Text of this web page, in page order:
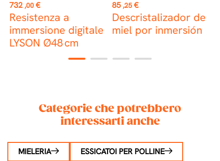
Prezzo
732 ,00 €
Resistenza a
immersione digitale
LYSON Ø48 cm
Prezzo
85 ,25 €
Descristalizador de
miel por inmersión
1 2 3 4
Categorie che potrebbero
interessarti anche
MIELERIA
ESSICATOI PER POLLINE